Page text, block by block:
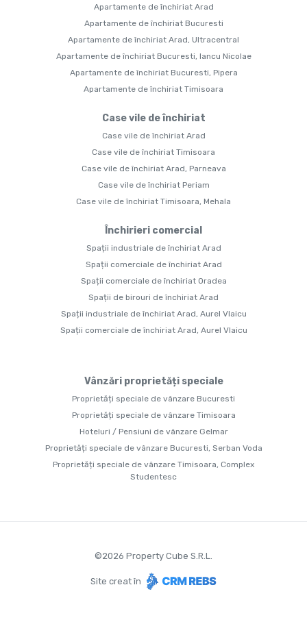
Apartamente de închiriat Arad
Apartamente de închiriat Bucuresti
Apartamente de închiriat Arad, Ultracentral
Apartamente de închiriat Bucuresti, Iancu Nicolae
Apartamente de închiriat Bucuresti, Pipera
Apartamente de închiriat Timisoara
Case vile de închiriat
Case vile de închiriat Arad
Case vile de închiriat Timisoara
Case vile de închiriat Arad, Parneava
Case vile de închiriat Periam
Case vile de închiriat Timisoara, Mehala
Închirieri comercial
Spații industriale de închiriat Arad
Spații comerciale de închiriat Arad
Spații comerciale de închiriat Oradea
Spații de birouri de închiriat Arad
Spații industriale de închiriat Arad, Aurel Vlaicu
Spații comerciale de închiriat Arad, Aurel Vlaicu
Vânzări proprietăți speciale
Proprietăți speciale de vânzare Bucuresti
Proprietăți speciale de vânzare Timisoara
Hoteluri / Pensiuni de vânzare Gelmar
Proprietăți speciale de vânzare Bucuresti, Serban Voda
Proprietăți speciale de vânzare Timisoara, Complex
Studentesc
©2026 Property Cube S.R.L.
Site creat în